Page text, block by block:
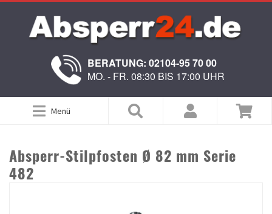
BERATUNG: 02104-95 70 00
MO. - FR. 08:30 BIS 17:00 UHR
Menü
Absperr-Stilpfosten Ø 82 mm Serie
482